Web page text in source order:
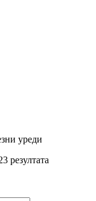
уреди
резултата